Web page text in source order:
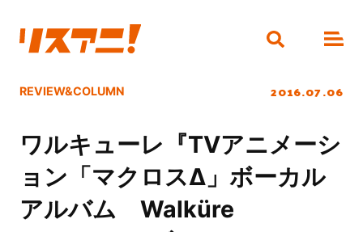
REVIEW&COLUMN 2016.07.06
ワルキューレ『TVアニメーシ
ョン「マクロスΔ」ボーカル
アルバム Walküre